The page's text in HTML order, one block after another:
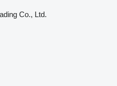
Co., Ltd.